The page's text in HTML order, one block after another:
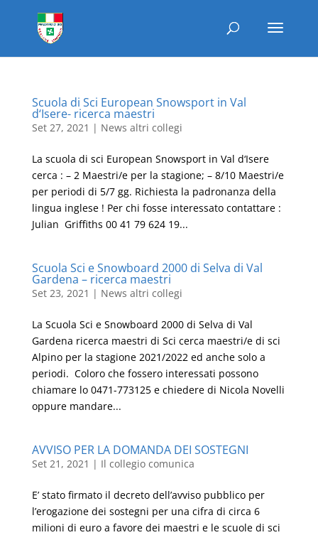
Scuola di Sci European Snowsport in Val
d‘Isere- ricerca maestri
Set 27, 2021 | News altri collegi
La scuola di sci European Snowsport in Val d‘Isere
cerca : – 2 Maestri/e per la stagione; – 8/10 Maestri/e
per periodi di 5/7 gg. Richiesta la padronanza della
lingua inglese ! Per chi fosse interessato contattare :
Julian Griffiths 00 41 79 624 19...
Scuola Sci e Snowboard 2000 di Selva di Val
Gardena – ricerca maestri
Set 23, 2021 | News altri collegi
La Scuola Sci e Snowboard 2000 di Selva di Val
Gardena ricerca maestri di Sci cerca maestri/e di sci
Alpino per la stagione 2021/2022 ed anche solo a
periodi. Coloro che fossero interessati possono
chiamare lo 0471-773125 e chiedere di Nicola Novelli
oppure mandare...
AVVISO PER LA DOMANDA DEI SOSTEGNI
Set 21, 2021 | Il collegio comunica
E’ stato firmato il decreto dell’avviso pubblico per
l’erogazione dei sostegni per una cifra di circa 6
milioni di euro a favore dei maestri e le scuole di sci